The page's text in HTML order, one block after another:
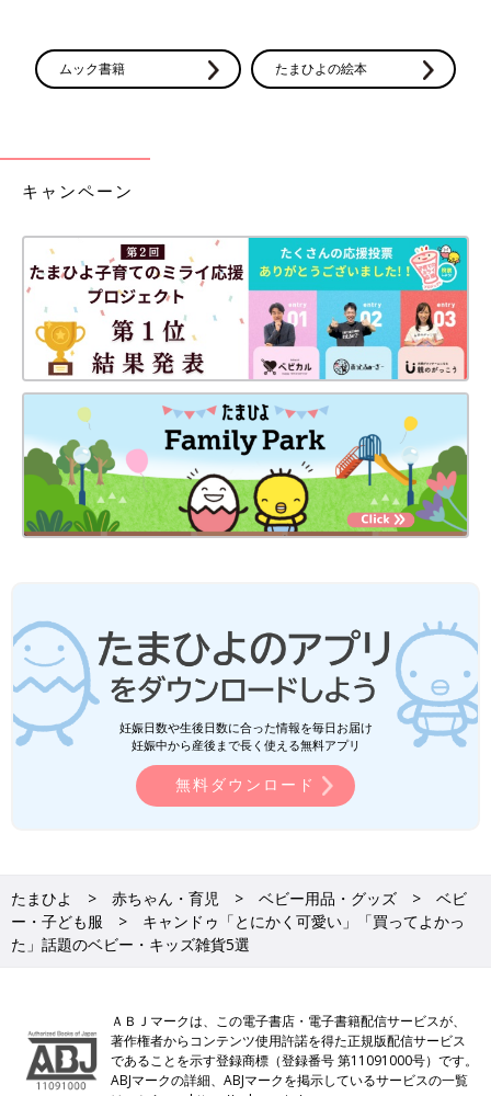
ムック書籍 たまひよの絵本
キャンペーン
妊娠日数や生後日数に合った情報を毎日お届け
妊娠中から産後まで長く使える無料アプリ
無料ダウンロード
たまひよ 赤ちゃん・育児 ベビー用品・グッズ
ベビ
ー・子ども服
キャンドゥ「とにかく可愛い」「買ってよかっ
た」話題のベビー・キッズ雑貨5選
ＡＢＪマークは、この電子書店・電子書籍配信サービスが、
著作権者からコンテンツ使用許諾を得た正規版配信サービス
であることを示す登録商標（登録番号 第11091000号）です。
ABJマークの詳細、ABJマークを掲示しているサービスの一覧